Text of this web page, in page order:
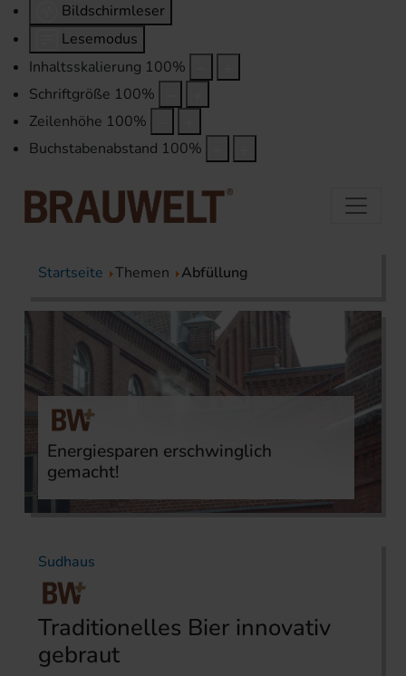
Bildschirmleser
Lesemodus
Inhaltsskalierung 100%
Schriftgröße 100%
Zeilenhöhe 100%
Buchstabenabstand 100%
Startseite Themen Abfüllung
Energiesparen erschwinglich
gemacht!
Sudhaus
Traditionelles Bier innovativ
gebraut